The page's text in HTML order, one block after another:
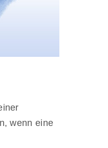
wenn eine